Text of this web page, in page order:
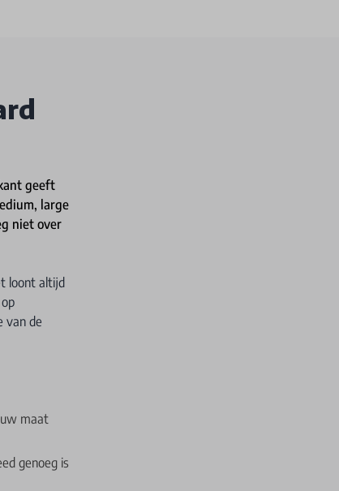
geeft
large
niet over
loont altijd
van de
maat
genoeg is